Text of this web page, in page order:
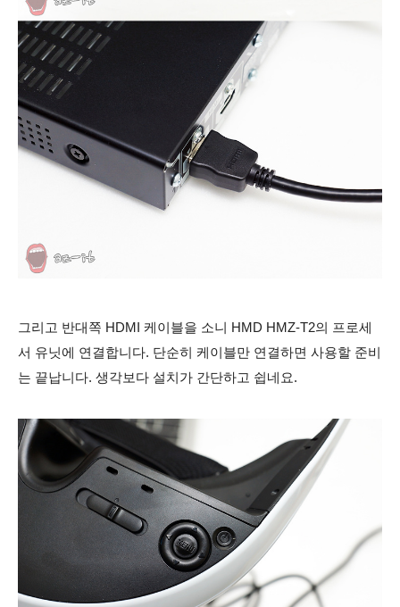
그리고 반대쪽 HDMI 케이블을 소니 HMD HMZ-T2의 프로세
서 유닛에 연결합니다. 단순히 케이블만 연결하면 사용할 준비
는 끝납니다. 생각보다 설치가 간단하고 쉽네요.